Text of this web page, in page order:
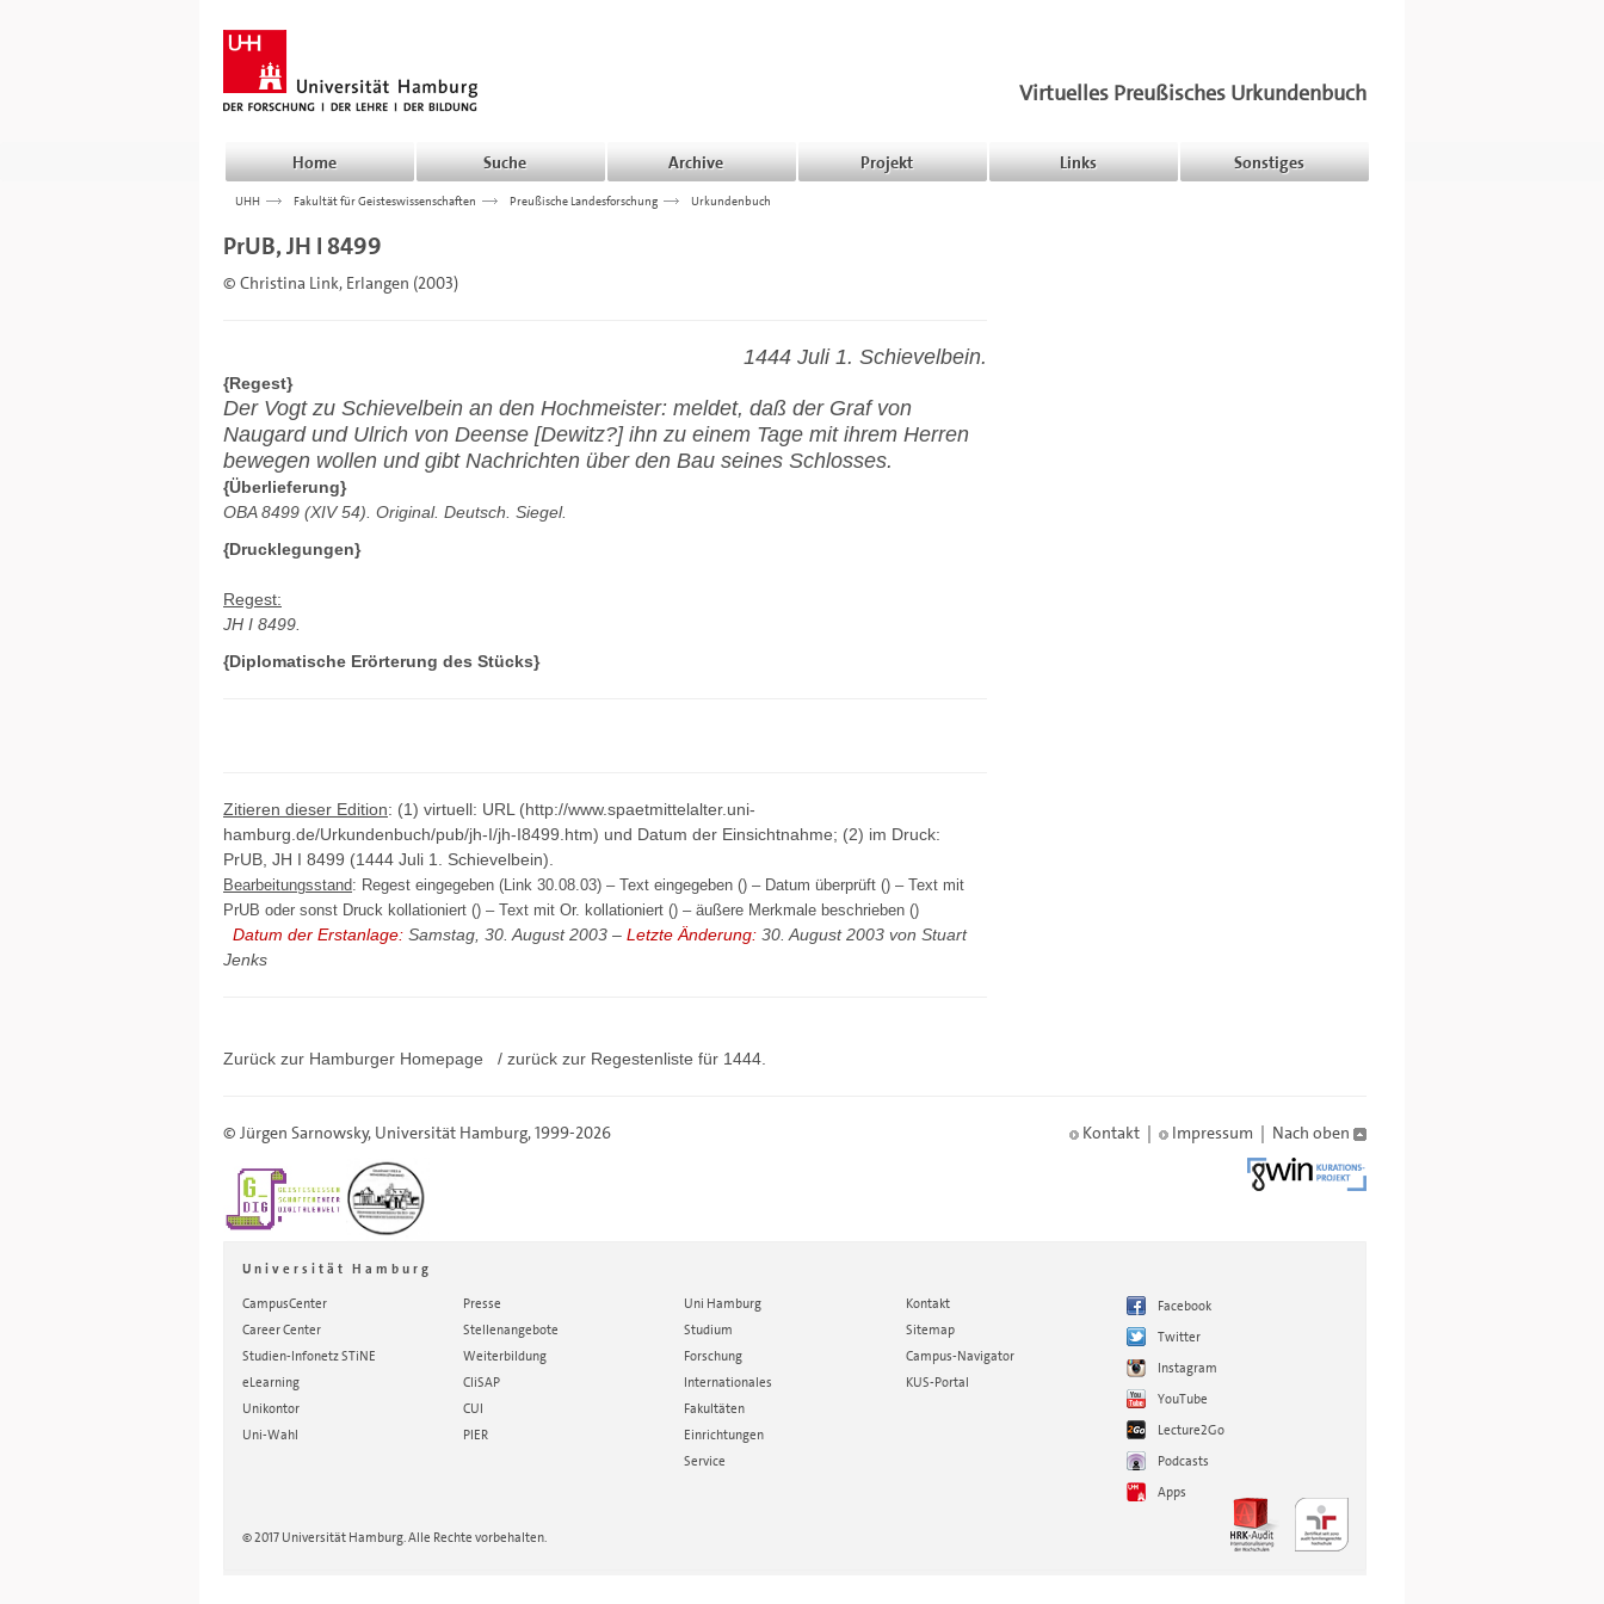
Virtuelles Preußisches Urkundenbuch
Home Suche Archive Projekt Links Sonstiges
UHH >>> Fakultät für Geisteswissenschaften >>> Preußische Landesforschung >>> Urkundenbuch
PrUB, JH I 8499
© Christina Link, Erlangen (2003)
1444 Juli 1. Schievelbein.
{Regest}
Der Vogt zu Schievelbein an den Hochmeister: meldet, daß der Graf von
Naugard und Ulrich von Deense [Dewitz?] ihn zu einem Tage mit ihrem Herren
bewegen wollen und gibt Nachrichten über den Bau seines Schlosses.
{Überlieferung}
OBA 8499 (XIV 54). Original. Deutsch. Siegel.
{Drucklegungen}
Regest:
JH I 8499.
{Diplomatische Erörterung des Stücks}
Zitieren dieser Edition: (1) virtuell: URL (http://www.spaetmittelalter.uni-
hamburg.de/Urkundenbuch/pub/jh-I/jh-I8499.htm) und Datum der Einsichtnahme; (2) im Druck:
PrUB, JH I 8499 (1444 Juli 1. Schievelbein).
Bearbeitungsstand: Regest eingegeben (Link 30.08.03) – Text eingegeben () – Datum überprüft () – Text mit
PrUB oder sonst Druck kollationiert () – Text mit Or. kollationiert () – äußere Merkmale beschrieben ()
Datum der Erstanlage: Samstag, 30. August 2003 – Letzte Änderung: 30. August 2003 von Stuart
Jenks
Zurück zur Hamburger Homepage / zurück zur Regestenliste für 1444.
© Jürgen Sarnowsky, Universität Hamburg, 1999-2026 Kontakt | Impressum | Nach oben